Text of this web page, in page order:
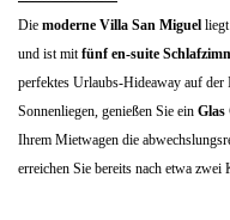
Die moderne Villa San Miguel
und ist mitfünf en-suite
perfektes Urlaubs-Hideaway auf der
Sonnenliegen, genießen Sie ein Glas
Ihrem Mietwagen die
erreichen Sie bereits nach etwa zwei